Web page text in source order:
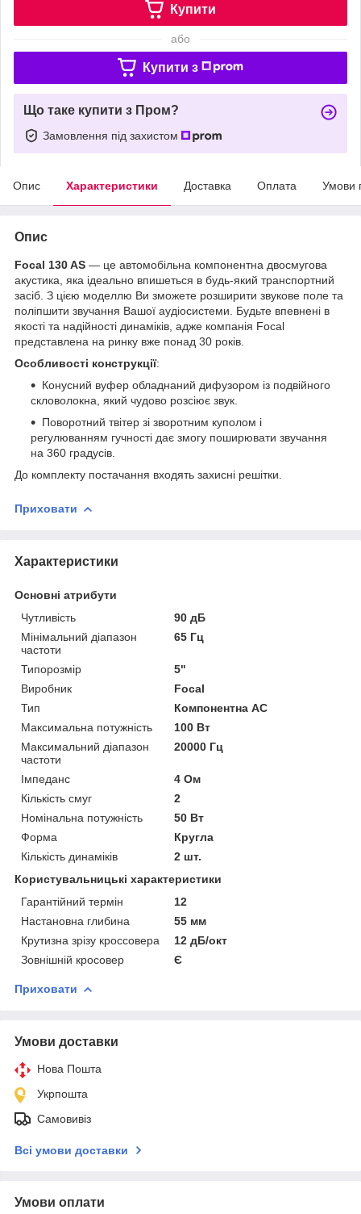
Купити
або
Купити з
Що таке купити з Пром?
Замовлення під захистом
Опис Характеристики Доставка Оплата Умови
Опис
Focal 130 AS — це автомобільна компонентна двосмугова
акустика, яка ідеально впишеться в будь-який транспортний
засіб. З цією моделлю Ви зможете розширити звукове поле та
поліпшити звучання Вашої аудіосистеми. Будьте впевнені в
якості та надійності динаміків, адже компанія Focal
представлена на ринку вже понад 30 років.
Особливості конструкції:
Конусний вуфер обладнаний дифузором із подвійного
скловолокна, який чудово розсіює звук.
Поворотний твітер зі зворотним куполом і
регулюванням гучності дає змогу поширювати звучання
на 360 градусів.
До комплекту постачання входять захисні решітки.
Приховати
Характеристики
Основні атрибути
Чутливість
90 дБ
Мінімальний діапазон
частоти
65 Гц
Типорозмір
5"
Виробник
Focal
Тип
Компонентна АС
Максимальна потужність
100 Вт
Максимальний діапазон
частоти
20000 Гц
Імпеданс
4 Ом
Кількість смуг
2
Номінальна потужність
50 Вт
Форма
Кругла
Кількість динаміків
2 шт.
Користувальницькі характеристики
Гарантійний термін
12
Настановна глибина
55 мм
Крутизна зрізу кроссовера
12 дБ/окт
Зовнішній кросовер
Є
Приховати
Умови доставки
Нова Пошта
Укрпошта
Самовивіз
Всі умови доставки
Умови оплати